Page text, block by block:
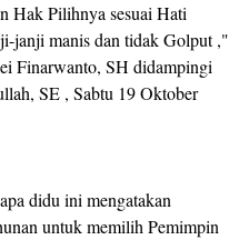
Hak Pilihnya sesuai Hati
janji manis dan tidak Golput ,"
Finarwanto, SH didampingi
SE , Sabtu 19 Oktober
didu ini mengatakan
untuk memilih Pemimpin